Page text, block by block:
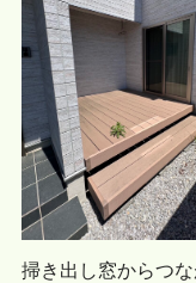
掃き出し窓からつ